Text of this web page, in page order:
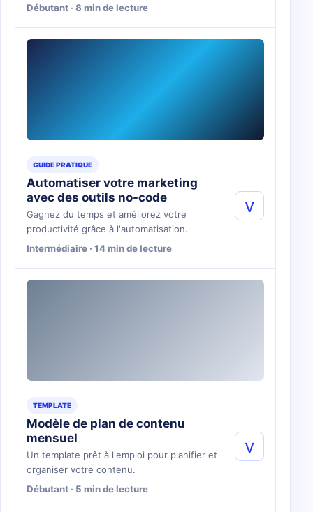
Débutant · 8 min de lecture
GUIDE PRATIQUE
Automatiser votre marketing
avec des outils no-code
Gagnez du temps et améliorez votre
productivité grâce à l'automatisation.
Intermédiaire · 14 min de lecture
v
TEMPLATE
Modèle de plan de contenu
mensuel
Un template prêt à l'emploi pour planifier et
organiser votre contenu.
Débutant · 5 min de lecture
v